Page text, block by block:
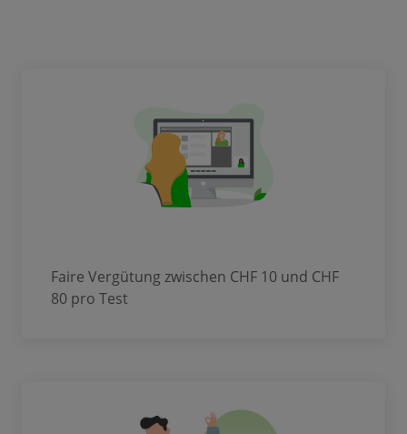
Faire Vergütung zwischen CHF 10 und CHF
80 pro Test